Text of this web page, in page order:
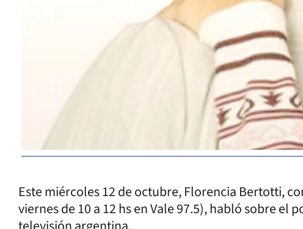
Este miércoles 12 de octubre, Florencia Bertotti,
viernes de 10 a 12 hs en Vale 97.5), habló sobre el